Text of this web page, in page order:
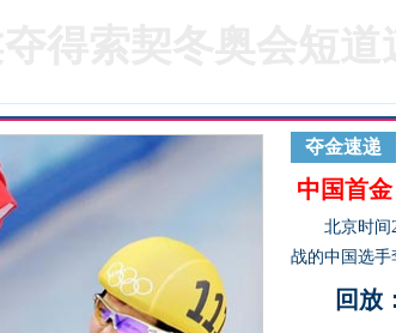
夺金速递
中国首
北京时间2
战的中国选手
回放